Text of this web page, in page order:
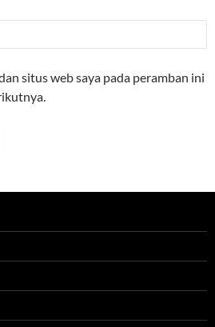
situs web saya pada peramban ini